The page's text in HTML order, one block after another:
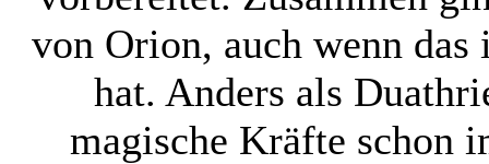
von Orion, auch wenn das
hat. Anders als
magische Kräfte schon